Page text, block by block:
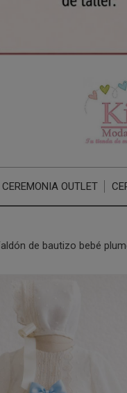
CEREMONIA OUTLET
de bautizo bebé